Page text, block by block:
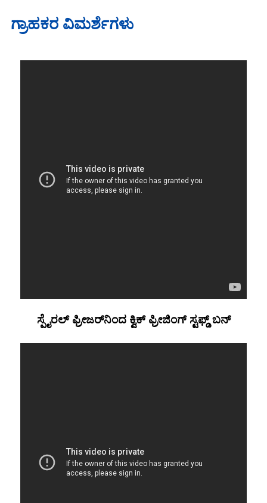
ಗ್ರಾಹಕರ ವಿಮರ್ಶೆಗಳು
ಸ್ಪೈರಲ್ ಫ್ರೀಜರ್‌ನಿಂದ ಕ್ವಿಕ್ ಫ್ರೀಜಿಂಗ್ ಸ್ಟಫ್ಡ್ ಬನ್